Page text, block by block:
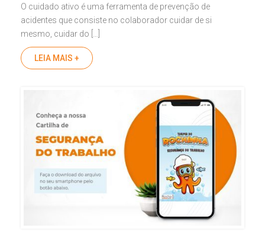
O cuidado ativo é uma ferramenta de prevenção de
acidentes que consiste no colaborador cuidar de si
mesmo, cuidar do […]
LEIA MAIS +